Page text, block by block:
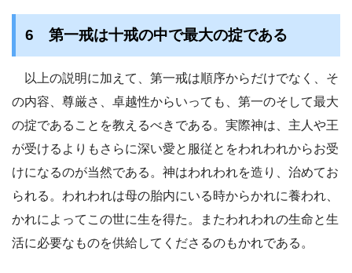
6 第一戒は十戒の中で最大の掟である
以上の説明に加えて、第一戒は順序からだけでなく、そ
の内容、尊厳さ、卓越性からいっても、第一のそして最大
の掟であることを教えるべきである。実際神は、主人や王
が受けるよりもさらに深い愛と服従とをわれわれからお受
けになるのが当然である。神はわれわれを造り、治めてお
られる。われわれは母の胎内にいる時からかれに養われ、
かれによってこの世に生を得た。またわれわれの生命と生
活に必要なものを供給してくださるのもかれである。